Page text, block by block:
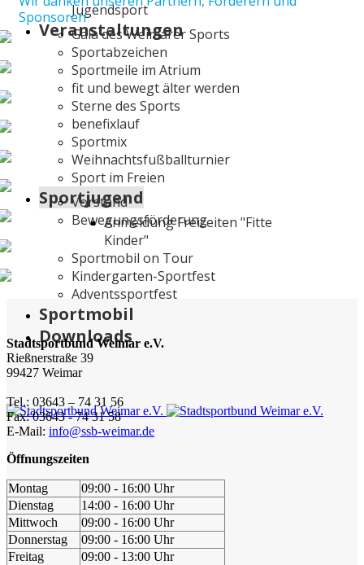
Jugendsport
Veranstaltungen
Gala des Weimarer Sports
Sportabzeichen
Sportmeile im Atrium
fit und bewegt älter werden
Sterne des Sports
benefixlauf
Sportmix
Weihnachtsfußballturnier
Sport im Freien
Sportjugend
Vorstand
Bewegungsförderung
Anmeldung Freizeiten "Fitte
Kinder"
Sportmobil on Tour
Kindergarten-Sportfest
Adventssportfest
Sportmobil
Downloads
Sponsoren
Stadtsportbund Weimar e.V.
Rießnerstraße 39
99427 Weimar
Tel.: 03643 – 74 31 56
Fax: 03643 - 74 31 58
E-Mail: info@ssb-weimar.de
Öffnungszeiten
Montag
09:00 - 16:00 Uhr
Dienstag
14:00 - 16:00 Uhr
Mittwoch
09:00 - 16:00 Uhr
Donnerstag
09:00 - 16:00 Uhr
Freitag
09:00 - 13:00 Uhr